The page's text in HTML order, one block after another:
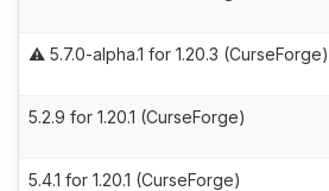
⚠️ 5.7.0-alpha.1 for 1.20.3 (CurseForge)
5.2.9 for 1.20.1 (CurseForge)
5.4.1 for 1.20.1 (CurseForge)